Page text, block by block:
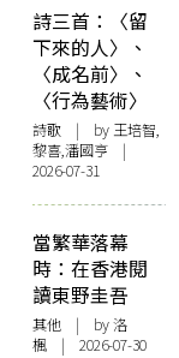
詩三首：〈留
下來的人〉、
〈成名前〉、
〈行為藝術〉
詩歌 | by 王培智,
黎喜,潘國亨 |
2026-07-31
當繁華落幕
時：在香港閱
讀東野圭吾
其他 | by洛
楓 | 2026-07-30